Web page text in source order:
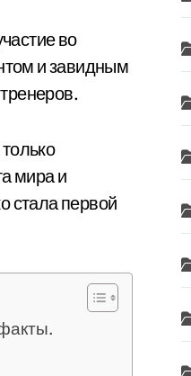
во
и завидным
мира и
стала первой